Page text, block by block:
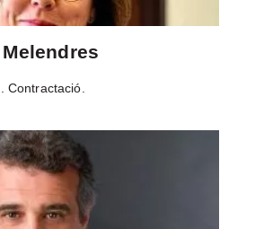
LLIURE (LA PLAÇA I EL PATI)
COMPROMÍS AMB LA FORMACIÓ
HISTÒRIA
ESPAIS
L’EQUIP
Contractació.